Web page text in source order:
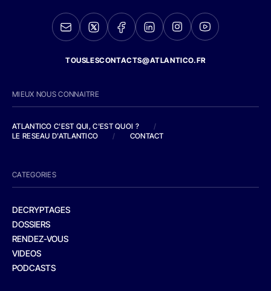
TOUSLESCONTACTS@ATLANTICO.FR
MIEUX NOUS CONNAITRE
ATLANTICO C'EST QUI, C'EST QUOI ?
/
LE RESEAU D'ATLANTICO
/ CONTACT
CATEGORIES
DECRYPTAGES
DOSSIERS
RENDEZ-VOUS
VIDEOS
PODCASTS